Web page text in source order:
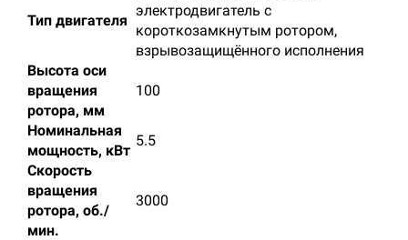
Тип двигателя
электродвигатель с
короткозамкнутым ротором,
взрывозащищённого исполнения
Высота оси
вращения
ротора, мм
100
Номинальная
мощность, кВт
5.5
Скорость
вращения
ротора, об./
мин.
3000